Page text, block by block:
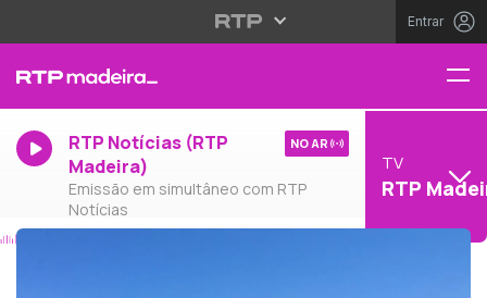
Entrar
RTP Notícias (RTP
Madeira)
Emissão em simultâneo com RTP
Notícias
NO AR
TV
RTP